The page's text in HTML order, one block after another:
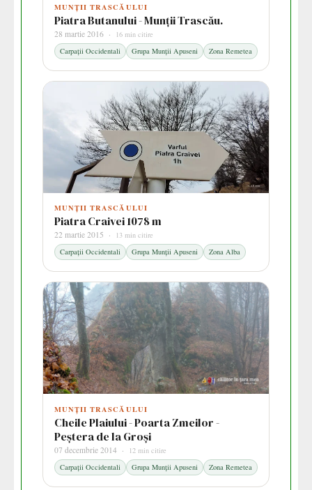
MUNȚII TRASCĂULUI
Piatra Butanului - Munții Trascău.
28 martie 2016 ·
16 min citire
Carpații Occidentali
Grupa Munții Apuseni Zona Remetea
MUNȚII TRASCĂULUI
Piatra Craivei 1078 m
22 martie 2015 ·
13 min citire
Carpații Occidentali
Grupa Munții Apuseni Zona Alba
MUNȚII TRASCĂULUI
Cheile Plaiului - Poarta Zmeilor -
Peștera de la Groși
07 decembrie 2014 ·
12 min citire
Carpații Occidentali
Grupa Munții Apuseni Zona Remetea